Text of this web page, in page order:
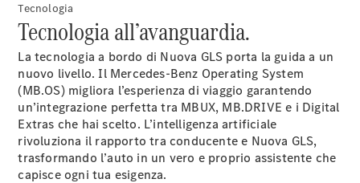
Fornitore /
protezione dati
Tecnologia
Tecnologia all’avanguardia.
La tecnologia a bordo di Nuova GLS porta la guida a un
nuovo livello. Il Mercedes-Benz Operating System
(MB.OS) migliora l’esperienza di viaggio garantendo
un’integrazione perfetta tra MBUX, MB.DRIVE e i Digital
Extras che hai scelto. L’intelligenza artificiale
rivoluziona il rapporto tra conducente e Nuova GLS,
trasformando l’auto in un vero e proprio assistente che
capisce ogni tua esigenza.